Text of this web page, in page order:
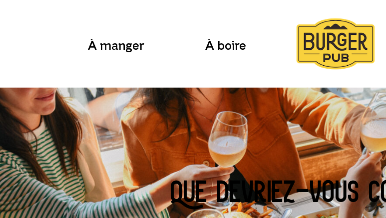
Blogue
Contact
English
À manger À boire
Burger
Pub
Que devriez-vous